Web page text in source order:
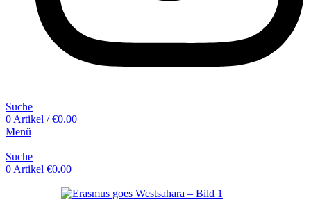
Suche
0 Artikel / €0.00
Menü
Suche
0 Artikel €0.00